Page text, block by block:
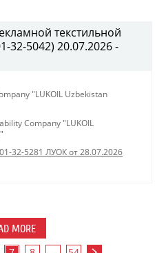
текстильной
32-5042) 20.07.2026 -
"LUKOIL Uzbekistan
Company "LUKOIL
32-5281 ЛУОК от 28.07.2026
MORE